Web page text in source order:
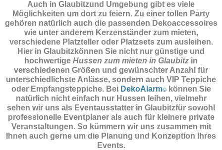
Auch in Glaubitzund Umgebung gibt es viele
Möglichkeiten um dort zu feiern. Zu einer tollen Party
gehören natürlich auch die passenden Dekoaccessoires
wie unter anderem Kerzenständer zum mieten,
verschiedene Platzteller oder Platzsets zum ausleihen.
Hier in Glaubitzkönnen Sie nicht nur günstige und
hochwertige Hussen zum mieten in Glaubitz in
verschiedenen Größen und gewünschter Anzahl für
unterschiedlichste Anlässe, sondern auch VIP Teppiche
oder Empfangsteppiche. Bei DekoAlarm©
können Sie
natürlich nicht einfach nur Hussen leihen, vielmehr
sehen wir uns als Eventausstatter in Glaubitzfür sowohl
professionelle Eventplaner als auch für kleinere private
Veranstaltungen. So kümmern wir uns zusammen mit
Ihnen auch gerne um die Planung und Konzeption Ihres
Events.